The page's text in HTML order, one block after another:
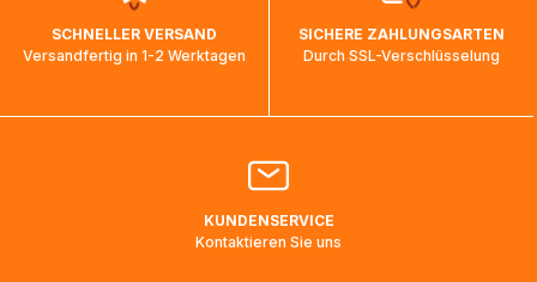
ankommen und von der dortigen Zustellorganisation weiter
bearbeitet werden.
Bitte kontaktieren Sie denKundenservicefalls Ihr Paket
Lieferadressen in Deutschland oder Europa mehrere Tage
SCHNELLER VERSAND
Versandfertig in 1-2 Werktagen
SICHERE ZAHLUNGSARTEN
Durch SSL-Verschlüsselung
KUNDENSERVICE
Kontaktieren Sie uns